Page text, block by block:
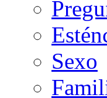
Sexo